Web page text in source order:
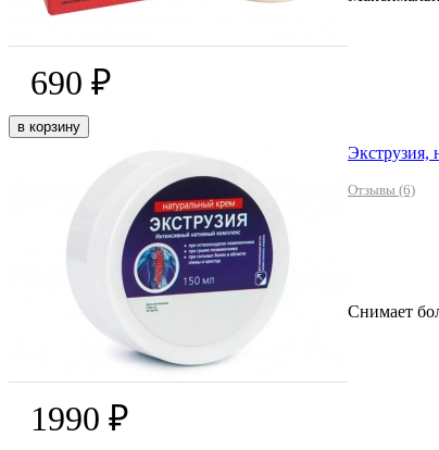
690 ₽
в корзину
Экструзия,
Отзывы (6)
Снимает
1990 ₽